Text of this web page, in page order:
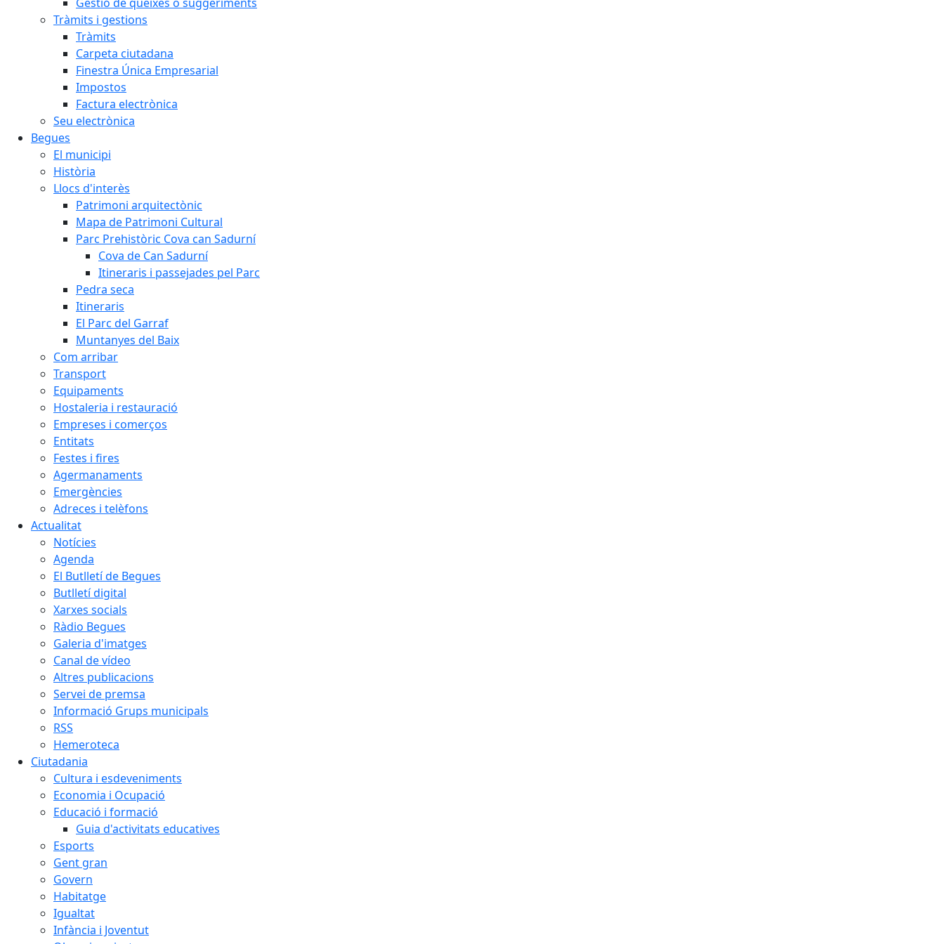
Tràmits i gestions
Tràmits
Carpeta ciutadana
Finestra Única Empresarial
Impostos
Factura electrònica
Seu electrònica
Begues
El municipi
Història
Llocs d'interès
Patrimoni arquitectònic
Mapa de Patrimoni Cultural
Parc Prehistòric Cova can Sadurní
Cova de Can Sadurní
Itineraris i passejades pel Parc
Pedra seca
Itineraris
El Parc del Garraf
Muntanyes del Baix
Com arribar
Transport
Equipaments
Hostaleria i restauració
Empreses i comerços
Entitats
Festes i fires
Agermanaments
Emergències
Adreces i telèfons
Actualitat
Notícies
Agenda
El Butlletí de Begues
Butlletí digital
Xarxes socials
Ràdio Begues
Galeria d'imatges
Canal de vídeo
Altres publicacions
Servei de premsa
Informació Grups municipals
RSS
Hemeroteca
Ciutadania
Cultura i esdeveniments
Economia i Ocupació
Educació i formació
Guia d'activitats educatives
Esports
Gent gran
Govern
Habitatge
Igualtat
Infància i Joventut